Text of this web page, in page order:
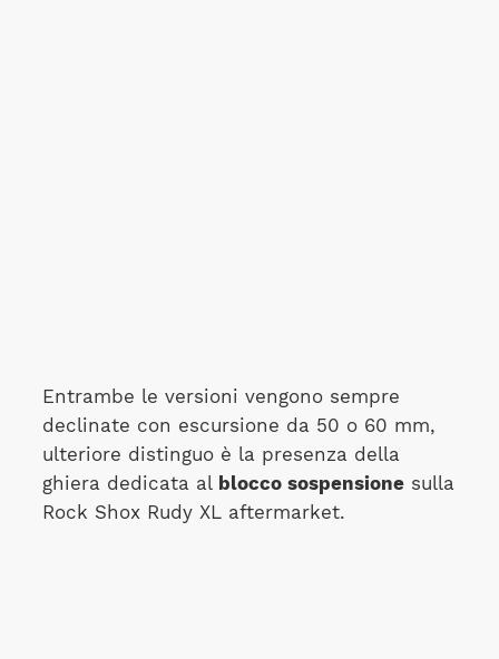
Entrambe le versioni vengono sempre
declinate con escursione da 50 o 60 mm,
ulteriore distinguo è la presenza della
ghiera dedicata al blocco sospensionesulla
Rock Shox Rudy XL aftermarket.